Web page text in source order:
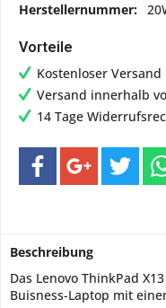
Herstellernummer:
Vorteile
Kostenloser
Versand innerhalb
14 Tage
Beschreibung
Das Lenovo ThinkPad
Buisness-Laptop mit